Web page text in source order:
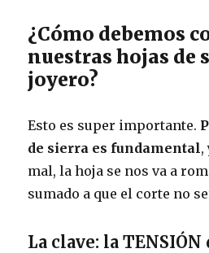
¿Cómo debemos
nuestras hojas de
joyero?
Esto es super importante.
de sierra es fundamental,
mal, la hoja se nos va a
sumado a que el corte no
La clave: la TENSIÓN